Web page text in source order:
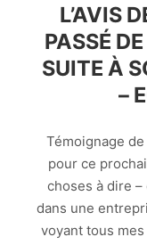
L’AVIS
PASSÉ
SUITE À
–
Témoignage de
pour ce
choses à dire
dans une
voyant tous